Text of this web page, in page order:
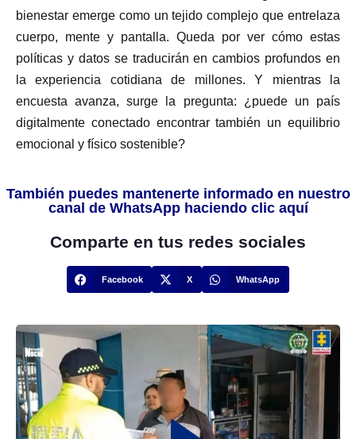
bienestar emerge como un tejido complejo que entrelaza
cuerpo, mente y pantalla. Queda por ver cómo estas
políticas y datos se traducirán en cambios profundos en
la experiencia cotidiana de millones. Y mientras la
encuesta avanza, surge la pregunta: ¿puede un país
digitalmente conectado encontrar también un equilibrio
emocional y físico sostenible?
También puedes mantenerte informado en nuestro
canal de WhatsApp haciendo clic aquí
Comparte en tus redes sociales
Facebook X WhatsApp